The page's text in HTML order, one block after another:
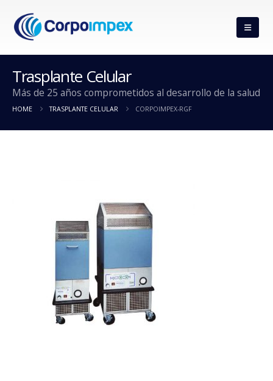
Trasplante Celular
Más de 25 años comprometidos al desarrollo de la salud
HOME TRASPLANTE CELULAR CORPOIMPEX-RGF